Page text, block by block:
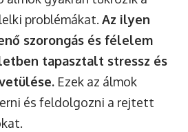
problémákat. Az ilyen
szorongás és félelem
tapasztalt stressz és
Ezek az álmok
és feldolgozni a rejtett